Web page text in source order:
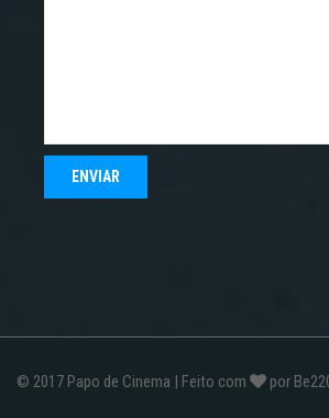
© 2017 Papo de Cinema | Feito com por